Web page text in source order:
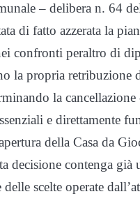
– delibera n. 64
di fatto azzerata la
confronti peraltro di
la propria retribuzione
la
e direttamente
della Casa da
decisione contenga già
scelte operate